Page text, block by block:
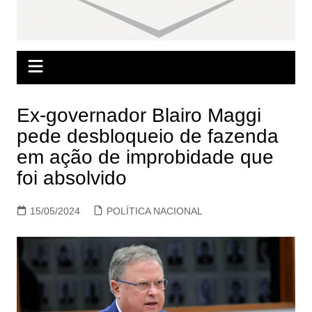
Ex-governador Blairo Maggi
pede desbloqueio de fazenda
em ação de improbidade que
foi absolvido
15/05/2024 POLÍTICA NACIONAL